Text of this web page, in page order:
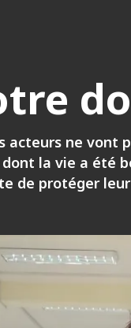
acteurs ne vont
la vie a été
de protéger